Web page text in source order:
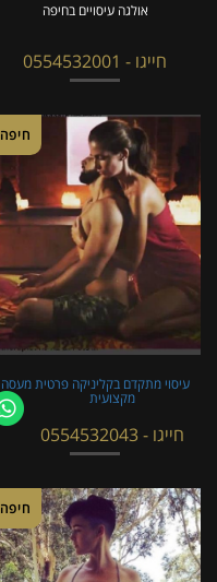
אולגה עיסויים בחיפה
חייגו - 0554532001
חיפה
עיסוי מתקדם בקליניקה פרטית מעסה
מקצועית
חייגו - 0554532043
חיפה